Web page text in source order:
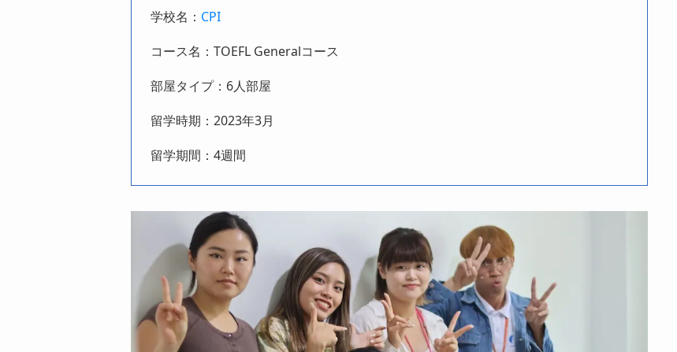
学校名： CPI
コース名：TOEFL Generalコース
部屋タイプ：6人部屋
留学時期：2023年3月
留学期間：4週間